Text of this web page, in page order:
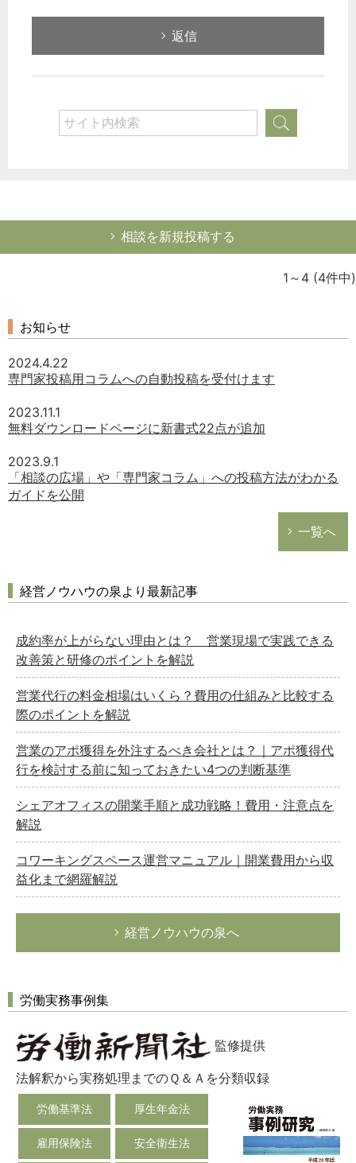
返信
相談を新規投稿する
どのカテゴリーに投稿しますか？
選択してください
企業法務
経営の知恵
次へ
1～4 (4件中)
お知らせ
2024.4.22
専門家投稿用コラムへの自動投稿を受付けます
2023.11.1
無料ダウンロードページに新書式22点が追加
2023.9.1
「相談の広場」や「専門家コラム」への投稿方法がわかる
ガイドを公開
一覧へ
経営ノウハウの泉より最新記事
成約率が上がらない理由とは？ 営業現場で実践できる
改善策と研修のポイントを解説
営業代行の料金相場はいくら？費用の仕組みと比較する
際のポイントを解説
営業のアポ獲得を外注するべき会社とは？｜アポ獲得代
行を検討する前に知っておきたい4つの判断基準
シェアオフィスの開業手順と成功戦略！費用・注意点を
解説
コワーキングスペース運営マニュアル｜開業費用から収
益化まで網羅解説
経営ノウハウの泉へ
労働実務事例集
監修提供
法解釈から実務処理までのＱ＆Ａを分類収録
労働基準法 厚生年金法
雇用保険法 安全衛生法